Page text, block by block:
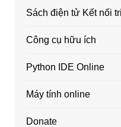
Sách điện tử Kết nối
Công cụ hữu ích
Python IDE Online
Máy tính online
Donate